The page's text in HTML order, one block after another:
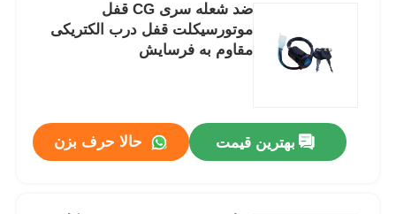
ضد شعله سری CG قفل
موتورسیکلت قفل درب الکتریکی
مقاوم به فرسایش
بهترین قیمت حالا حرف بزن